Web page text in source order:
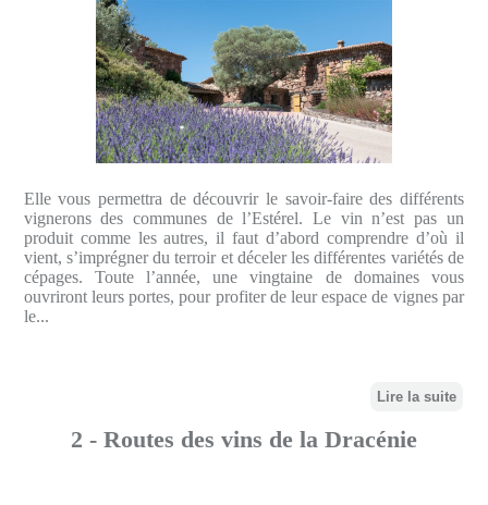
Elle vous permettra de découvrir le savoir-faire des différents
vignerons des communes de l’Estérel. Le vin n’est pas un
produit comme les autres, il faut d’abord comprendre d’où il
vient, s’imprégner du terroir et déceler les différentes variétés de
cépages. Toute l’année, une vingtaine de domaines vous
ouvriront leurs portes, pour profiter de leur espace de vignes par
le...
Lire la suite
2 - Routes des vins de la Dracénie